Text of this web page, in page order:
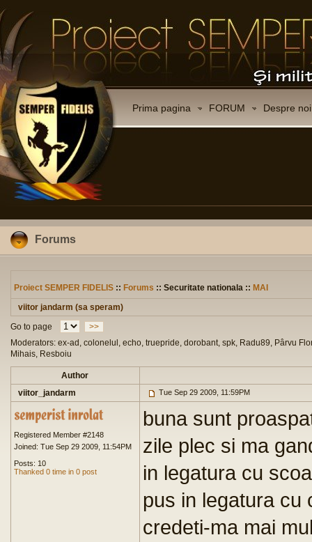
Prima pagina FORUM Despre noi
Forums
Proiect SEMPER FIDELIS :: Forums :: Securitate nationala :: MAI
viitor jandarm (sa speram)
Go to page
>>
Moderators: ex-ad, colonelul, echo, truepride, dorobant, spk, Radu89, Pârvu
Mihais, Resboiu
Author
viitor_jandarm
Tue Sep 29 2009, 11:59PM
Registered Member #2148
Joined: Tue Sep 29 2009, 11:54PM
Posts: 10
Thanked 0 time in 0 post
buna sunt
zile plec si ma
in legatura cu
pus in legatura cu
credeti-ma mai